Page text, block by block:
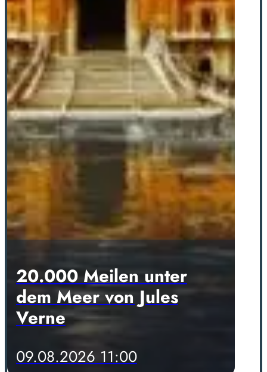
20.000 Meilen unter
dem Meer von Jules
Verne
09.08.2026 11:00